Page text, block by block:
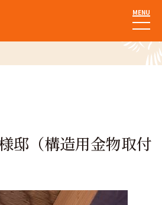
MENU
せ・ブログ
邸（構造用金物取付